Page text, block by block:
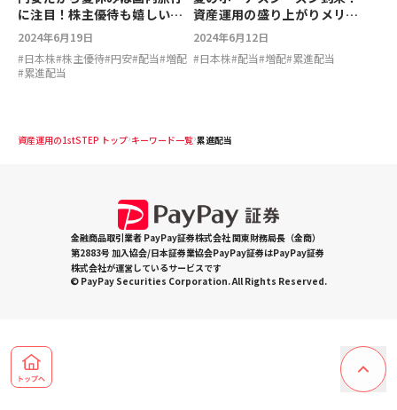
に注目！株主優待も嬉しい旅
行関連3銘柄【はじめての個別
株】
2024年6月19日
#日本株#株主優待#円安#配当#増配
#累進配当
資産運用の盛り上がりメリッ
ト3銘柄【はじめての個別株】
2024年6月12日
#日本株#配当#増配#累進配当
資産運用の1stSTEP トップ キーワード一覧 累進配当
金融商品取引業者 PayPay証券株式会社 関東財務局長（金商）
第2883号 加入協会/日本証券業協会PayPay証券はPayPay証券
株式会社が運営しているサービスです
© PayPay Securities Corporation. All Rights Reserved.